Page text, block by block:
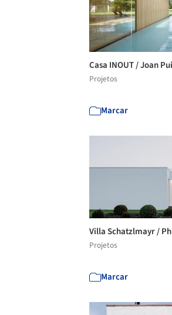
Casa INOUT / Joan
Projetos
Marcar
Villa Schatzlmayr /
Projetos
Marcar